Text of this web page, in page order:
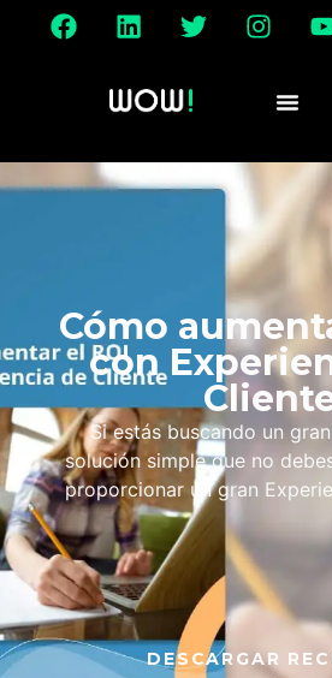
Cómo
con
Si estás buscando un
solución simple que no
proporcionar un gran
DESCARGAR